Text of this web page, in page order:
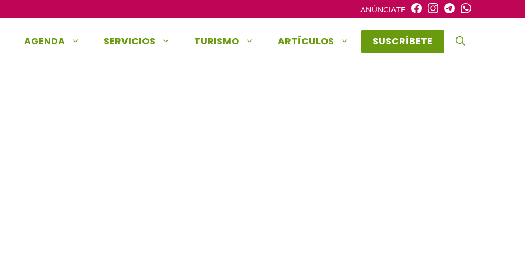
ANÚNCIATE
AGENDA SERVICIOS TURISMO ARTÍCULOS SUSCRÍBETE